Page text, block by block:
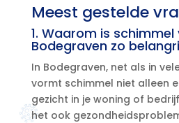
Meest gestelde
1.​ Waarom is
Bodegraven zo
In Bodegraven, net als in
vormt schimmel niet alleen
gezicht in je woning of
het ook